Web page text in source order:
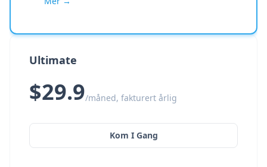
Ultimate
$29.9/måned, fakturert årlig
Kom I Gang